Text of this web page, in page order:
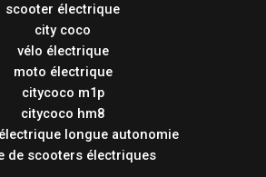
scooter électrique
city coco
vélo électrique
moto électrique
citycoco m1p
citycoco hm8
longue autonomie
de scooters électriques